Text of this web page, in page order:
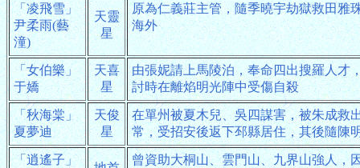
「凌飛雪」
尹柔雨(藝
潼)
天靈
星
原為仁義莊主管，隨季曉宇劫獄救田雅
海外
「女伯樂」
于嬌
天喜
星
由張妮請上馬陵泊，奉命四出搜羅人才
討時在離焰明光陣中受傷自殺
「秋海棠」
夏夢迪
天俊
星
在單州被夏木兒、吳四謀害，被朱成救
常，受招安後返下邳縣居住，其後隨陳
「逍遙子」 曾資助大桐山、雲門山、九界山強人，